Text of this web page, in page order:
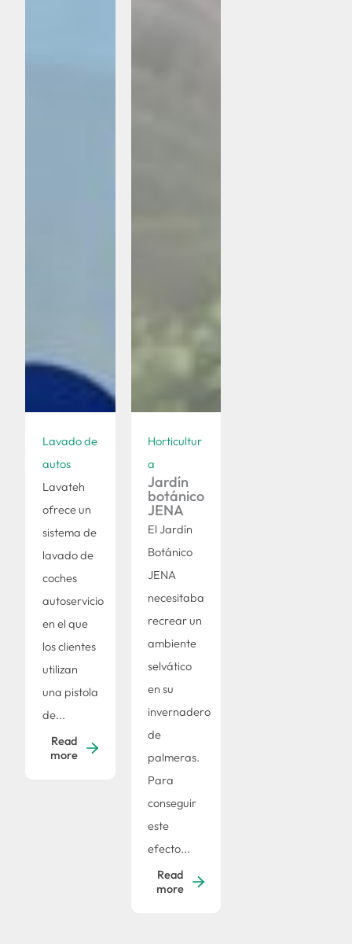
Lavado de
autos
Lavateh
ofrece un
sistema de
lavado de
coches
autoservicio
en el que
los clientes
utilizan
una pistola
de...
Read
more
Horticultur
a
Jardín
botánico
JENA
El Jardín
Botánico
JENA
necesitaba
recrear un
ambiente
selvático
en su
invernadero
de
palmeras.
Para
conseguir
este
efecto...
Read
more